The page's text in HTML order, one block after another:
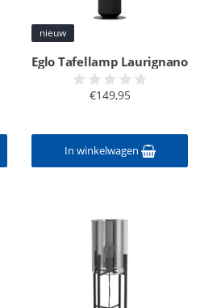
nieuw
Eglo Tafellamp Laurignano
€149,95
In winkelwagen